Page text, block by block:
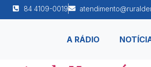
84 4109-0019
A RÁDIO